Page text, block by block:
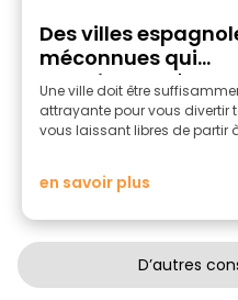
Des villes
méconnues qui
constituent
points de départ
voyager
Une ville doit être
attrayante pour vous divertir
vous laissant libres de partir
en savoir plus
D’autres